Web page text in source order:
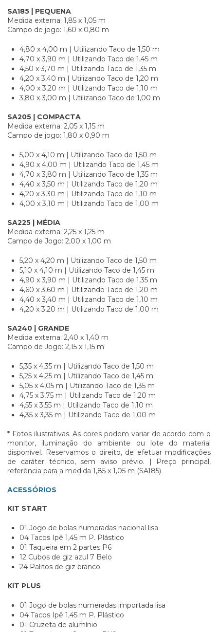
SA185 | PEQUENA
Medida externa: 1,85 x 1,05 m
Campo de jogo: 1,60 x 0,80 m
4,80 x 4,00 m | Utilizando Taco de 1,50 m
4,70 x 3,90 m | Utilizando Taco de 1,45 m
4,50 x 3,70 m | Utilizando Taco de 1,35 m
4,20 x 3,40 m | Utilizando Taco de 1,20 m
4,00 x 3,20 m | Utilizando Taco de 1,10 m
3,80 x 3,00 m | Utilizando Taco de 1,00 m
SA205 | COMPACTA
Medida externa: 2,05 x 1,15 m
Campo de jogo: 1,80 x 0,90 m
5,00 x 4,10 m | Utilizando Taco de 1,50 m
4,90 x 4,00 m | Utilizando Taco de 1,45 m
4,70 x 3,80 m | Utilizando Taco de 1,35 m
4,40 x 3,50 m | Utilizando Taco de 1,20 m
4,20 x 3,30 m | Utilizando Taco de 1,10 m
4,00 x 3,10 m | Utilizando Taco de 1,00 m
SA225 | MÉDIA
Medida externa: 2,25 x 1,25 m
Campo de Jogo: 2,00 x 1,00 m
5,20 x 4,20 m | Utilizando Taco de 1,50 m
5,10 x 4,10 m | Utilizando Taco de 1,45 m
4,90 x 3,90 m | Utilizando Taco de 1,35 m
4,60 x 3,60 m | Utilizando Taco de 1,20 m
4,40 x 3,40 m | Utilizando Taco de 1,10 m
4,20 x 3,20 m | Utilizando Taco de 1,00 m
SA240 | GRANDE
Medida externa: 2,40 x 1,40 m
Campo de Jogo: 2,15 x 1,15 m
5,35 x 4,35 m | Utilizando Taco de 1,50 m
5,25 x 4,25 m | Utilizando Taco de 1,45 m
5,05 x 4,05 m | Utilizando Taco de 1,35 m
4,75 x 3,75 m | Utilizando Taco de 1,20 m
4,55 x 3,55 m | Utilizando Taco de 1,10 m
4,35 x 3,35 m | Utilizando Taco de 1,00 m
* Fotos ilustrativas. As cores podem variar de acordo com o
monitor, iluminação do ambiente ou lote do material
disponível. Reservamos o direito, de efetuar modificações
de caráter técnico, sem aviso prévio. | Preço principal,
referência para a medida 1,85 x 1,05 m (SA185)
ACESSÓRIOS
KIT START
01 Jogo de bolas numeradas nacional lisa
04 Tacos Ipê 1,45 m P. Plástico
01 Taqueira em 2 partes P6
12 Cubos de giz azul 7 Belo
24 Palitos de giz branco
KIT PLUS
01 Jogo de bolas numeradas importada lisa
04 Tacos Ipê 1,45 m P. Plástico
01 Cruzeta de alumínio